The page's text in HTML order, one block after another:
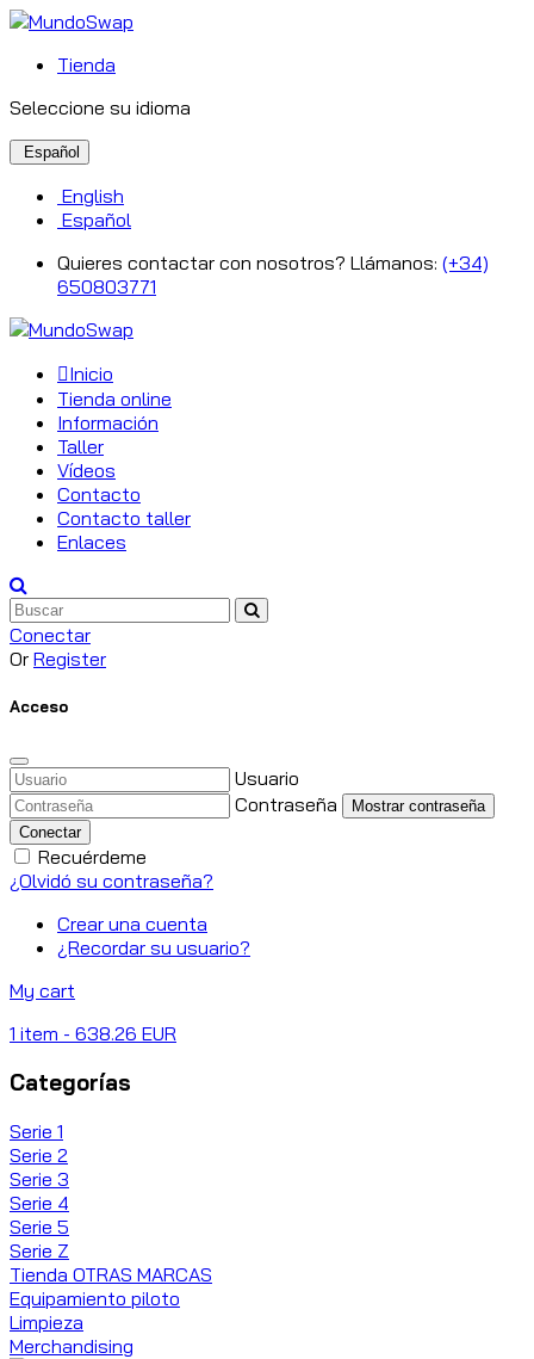
Tienda
Seleccione su idioma
Español
English
Español
Quieres contactar con nosotros? Llámanos: (+34)
650803771
Inicio
Tienda online
Información
Taller
Vídeos
Contacto
Contacto taller
Enlaces
Conectar
Or Register
Acceso
Usuario
Contraseña
Mostrar contraseña
Conectar
Recuérdeme
¿Olvidó su contraseña?
Crear una cuenta
¿Recordar su usuario?
My cart
1 item - 638.26 EUR
Categorías
Serie 1
Serie 2
Serie 3
Serie 4
Serie 5
Serie Z
Tienda OTRAS MARCAS
Equipamiento piloto
Limpieza
Merchandising